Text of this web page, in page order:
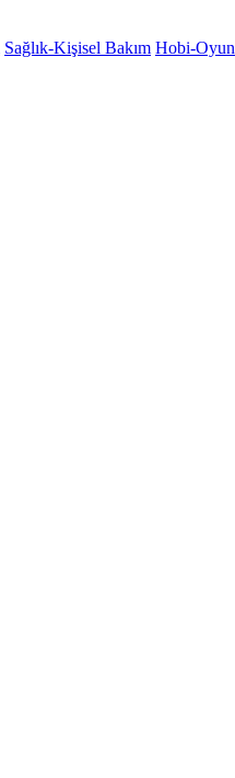
Sağlık-Kişisel Bakım Hobi-Oyun